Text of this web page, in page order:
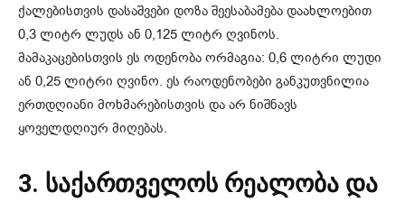
ქალებისთვის დასაშვები დოზა შეესაბამება დაახლოებით
0,3 ლიტრ ლუდს ან 0,125 ლიტრ ღვინოს.
მამაკაცებისთვის ეს ოდენობა ორმაგია: 0,6 ლიტრი ლუდი
ან 0,25 ლიტრი ღვინო. ეს რაოდენობები განკუთვნილია
ერთდღიანი მოხმარებისთვის და არ ნიშნავს
ყოველდღიურ მიღებას.
3. საქართველოს რეალობა და